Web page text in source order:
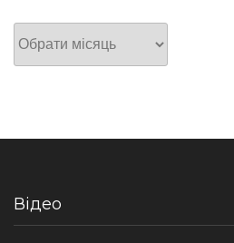
Архів
Відео